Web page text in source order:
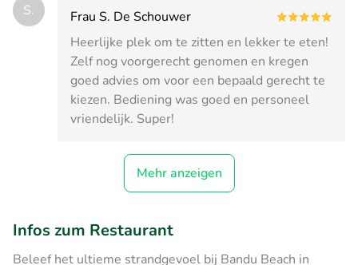
S.
Frau S. De Schouwer
Heerlijke plek om te zitten en lekker te eten!
Zelf nog voorgerecht genomen en kregen
goed advies om voor een bepaald gerecht te
kiezen. Bediening was goed en personeel
vriendelijk. Super!
Mehr anzeigen
Infos zum Restaurant
Beleef het ultieme strandgevoel bij Bandu Beach in